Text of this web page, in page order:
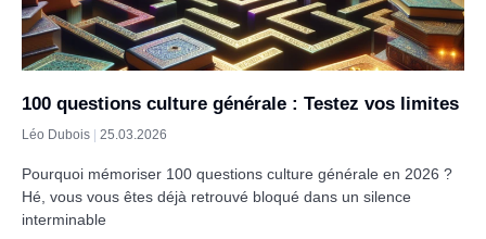
100 questions culture générale : Testez vos limites
Léo Dubois 25.03.2026
Pourquoi mémoriser 100 questions culture générale en 2026 ?
Hé, vous vous êtes déjà retrouvé bloqué dans un silence
interminable